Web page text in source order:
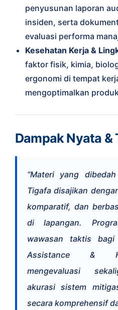
penyusunan laporan
insiden, serta
evaluasi performa
Kesehatan Kerja &
faktor fisik, kimia,
ergonomi di tempat
mengoptimalkan
Dampak Nyata &
“Materi yang
Tigafa disajikan
komparatif, dan
di lapangan.
wawasan taktis
Assistance &
mengevaluasi
akurasi sistem
secara komprehensif